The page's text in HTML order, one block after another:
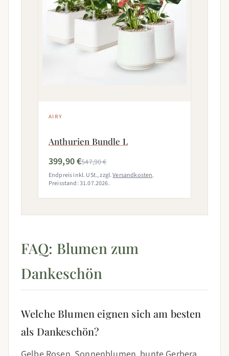
AIRY
Anthurien Bundle L
399,90 €547,90 €
Endpreis inkl. USt., zzgl.Versandkosten.
Preisstand: 31.07.2026.
FAQ: Blumen zum
Dankeschön
Welche Blumen eignen sich am besten
als Dankeschön?